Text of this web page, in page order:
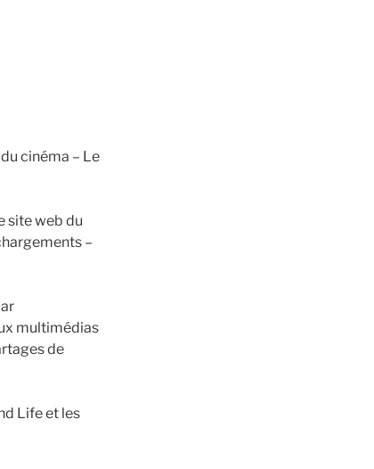
cinéma – Le
site web du
–
multimédias
de
Life et les